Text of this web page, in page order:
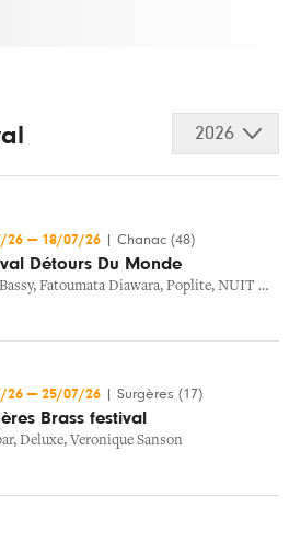
2026
26 — 18/07/26 Chanac (48)
Détours Du Monde
, Fatoumata Diawara, Poplite, NUIT NOIRE - CONCERT DESSINE
26 — 25/07/26 Surgères (17)
Brass festival
, Deluxe, Veronique Sanson